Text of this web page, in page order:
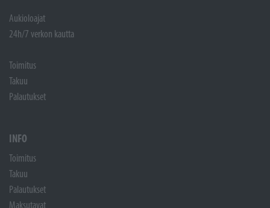
Aukioloajat
24h/7 verkon kautta
Toimitus
Takuu
Palautukset
INFO
Toimitus
Takuu
Palautukset
Maksutavat